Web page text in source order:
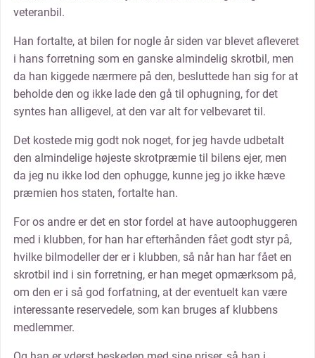
veteranbil.
Han fortalte, at bilen for nogle år siden var blevet afleveret
i hans forretning som en ganske almindelig skrotbil, men
da han kiggede nærmere på den, besluttede han sig for at
beholde den og ikke lade den gå til ophugning, for det
syntes han alligevel, at den var alt for velbevaret til.
Det kostede mig godt nok noget, for jeg havde udbetalt
den almindelige højeste skrotpræmie til bilens ejer, men
da jeg nu ikke lod den ophugge, kunne jeg jo ikke hæve
præmien hos staten, fortalte han.
For os andre er det en stor fordel at have autoophuggeren
med i klubben, for han har efterhånden fået godt styr på,
hvilke bilmodeller der er i klubben, så når han har fået en
skrotbil ind i sin forretning, er han meget opmærksom på,
om den er i så god forfatning, at der eventuelt kan være
interessante reservedele, som kan bruges af klubbens
medlemmer.